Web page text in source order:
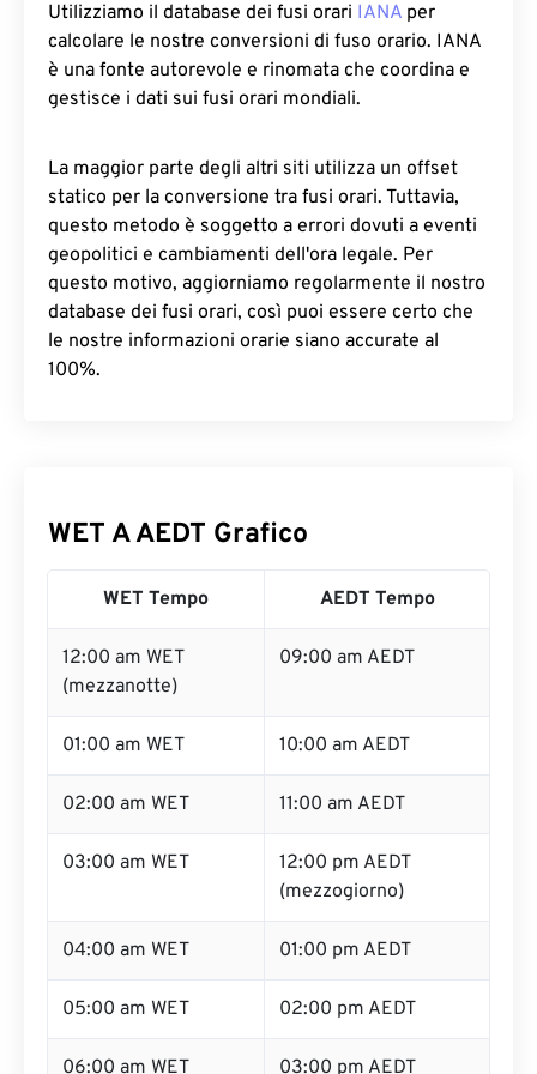
Utilizziamo il database dei fusi orari IANA per
calcolare le nostre conversioni di fuso orario. IANA
è una fonte autorevole e rinomata che coordina e
gestisce i dati sui fusi orari mondiali.
La maggior parte degli altri siti utilizza un offset
statico per la conversione tra fusi orari. Tuttavia,
questo metodo è soggetto a errori dovuti a eventi
geopolitici e cambiamenti dell'ora legale. Per
questo motivo, aggiorniamo regolarmente il nostro
database dei fusi orari, così puoi essere certo che
le nostre informazioni orarie siano accurate al
100%.
WET A AEDT Grafico
WET Tempo AEDT Tempo
12:00 am WET
(mezzanotte)
09:00 am AEDT
01:00 am WET 10:00 am AEDT
02:00 am WET 11:00 am AEDT
03:00 am WET
12:00 pm AEDT
(mezzogiorno)
04:00 am WET 01:00 pm AEDT
05:00 am WET 02:00 pm AEDT
06:00 am WET 03:00 pm AEDT